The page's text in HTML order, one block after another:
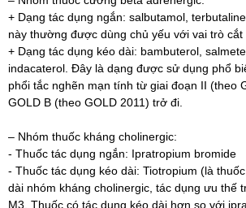
+ Dạng tác dụng ngắn: salbutamol,
này thường được dùng chủ yếu với vai trò cắt
+ Dạng tác dụng kéo dài: bambuterol,
indacaterol. Đây là dạng được sử dụng phổ
phổi tắc nghẽn mạn tính từ giai đoạn II (theo
GOLD B (theo GOLD 2011) trở đi.
– Nhóm thuốc kháng cholinergic:
- Thuốc tác dụng ngắn: Ipratropium bromide
- Thuốc tác dụng kéo dài: Tiotropium (là
dài nhóm kháng cholinergic, tác dụng ưu thế
M3. Thuốc có tác dụng kéo dài hơn so với